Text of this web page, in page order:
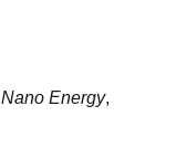
Nano Energy,